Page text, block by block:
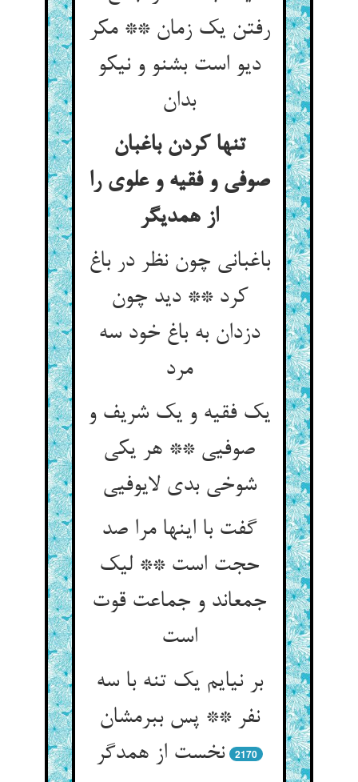
رفتن یک زمان ** مکر
دیو است بشنو و نیکو
بدان‏
تنها کردن باغبان
صوفی و فقیه و علوی را
از همدیگر
باغبانی چون نظر در باغ
کرد ** دید چون
دزدان به باغ خود سه
مرد
یک فقیه و یک شریف و
صوفیی ** هر یکی
شوخی بدی لایوفیی‏
گفت با اینها مرا صد
حجت است ** لیک
جمع‏اند و جماعت قوت
است‏
بر نیایم یک تنه با سه
نفر ** پس ببرمشان
نخست از همدگر
2170